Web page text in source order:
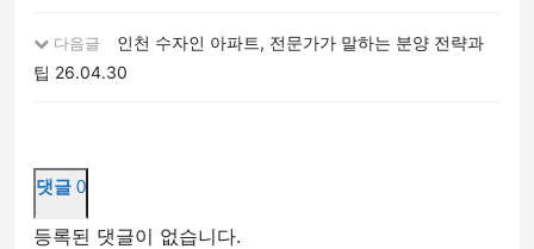
다음글
인천 수자인 아파트, 전문가가 말하는 분양 전략과
팁 26.04.30
댓글 0
등록된 댓글이 없습니다.